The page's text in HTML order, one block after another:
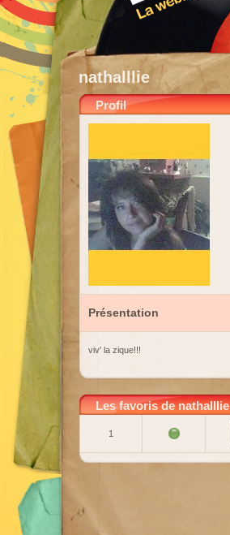
nathalllie
Profil
Présentation
viv' la zique!!!
Les favoris de nathalllie
1